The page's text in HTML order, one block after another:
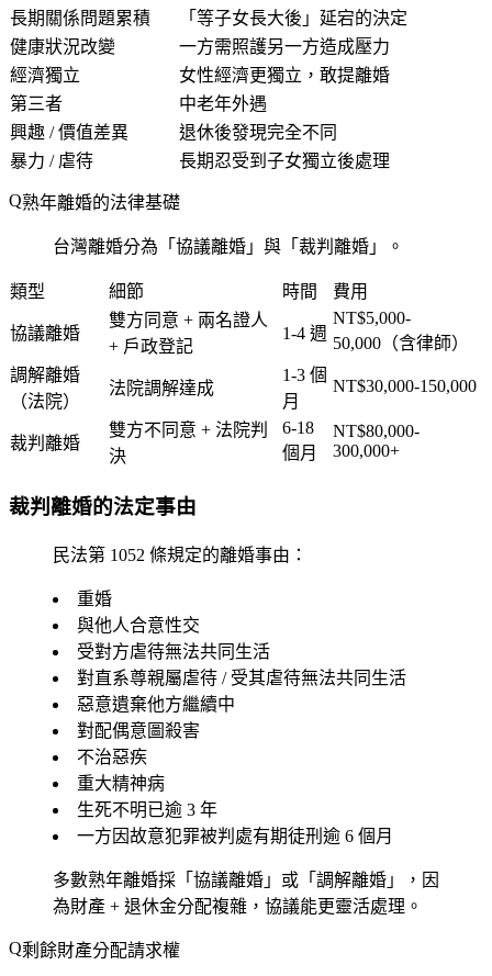
長期關係問題累積
「等子女長大後」延宕的決定
健康狀況改變
一方需照護另一方造成壓力
經濟獨立
女性經濟更獨立，敢提離婚
第三者
中老年外遇
興趣 / 價值差異
退休後發現完全不同
暴力 / 虐待
長期忍受到子女獨立後處理
熟年離婚的法律基礎
台灣離婚分為「協議離婚」與「裁判離婚」。
類型 細節 時間 費用
協議離婚
雙方同意 + 兩名證人
+ 戶政登記
1-4 週
NT$5,000-
50,000（含律師）
調解離婚
（法院）
法院調解達成
1-3 個
月
NT$30,000-150,000
裁判離婚
雙方不同意 + 法院判
決
6-18
個月
NT$80,000-
300,000+
裁判離婚的法定事由
民法第 1052 條規定的離婚事由：
重婚
與他人合意性交
受對方虐待無法共同生活
對直系尊親屬虐待 / 受其虐待無法共同生活
惡意遺棄他方繼續中
對配偶意圖殺害
不治惡疾
重大精神病
生死不明已逾 3 年
一方因故意犯罪被判處有期徒刑逾 6 個月
多數熟年離婚採「協議離婚」或「調解離婚」，因
為財產 + 退休金分配複雜，協議能更靈活處理。
剩餘財產分配請求權